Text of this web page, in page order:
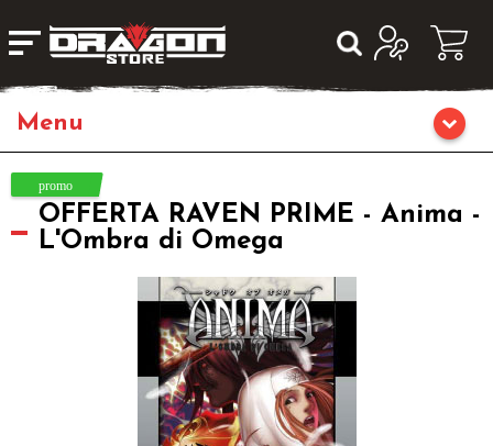
Giochi da Tavolo
Giochi di Ruolo
Giochi di Carte Collezionabili
OFFERTA RAVEN PRIME - Anima -
L'Ombra di Omega